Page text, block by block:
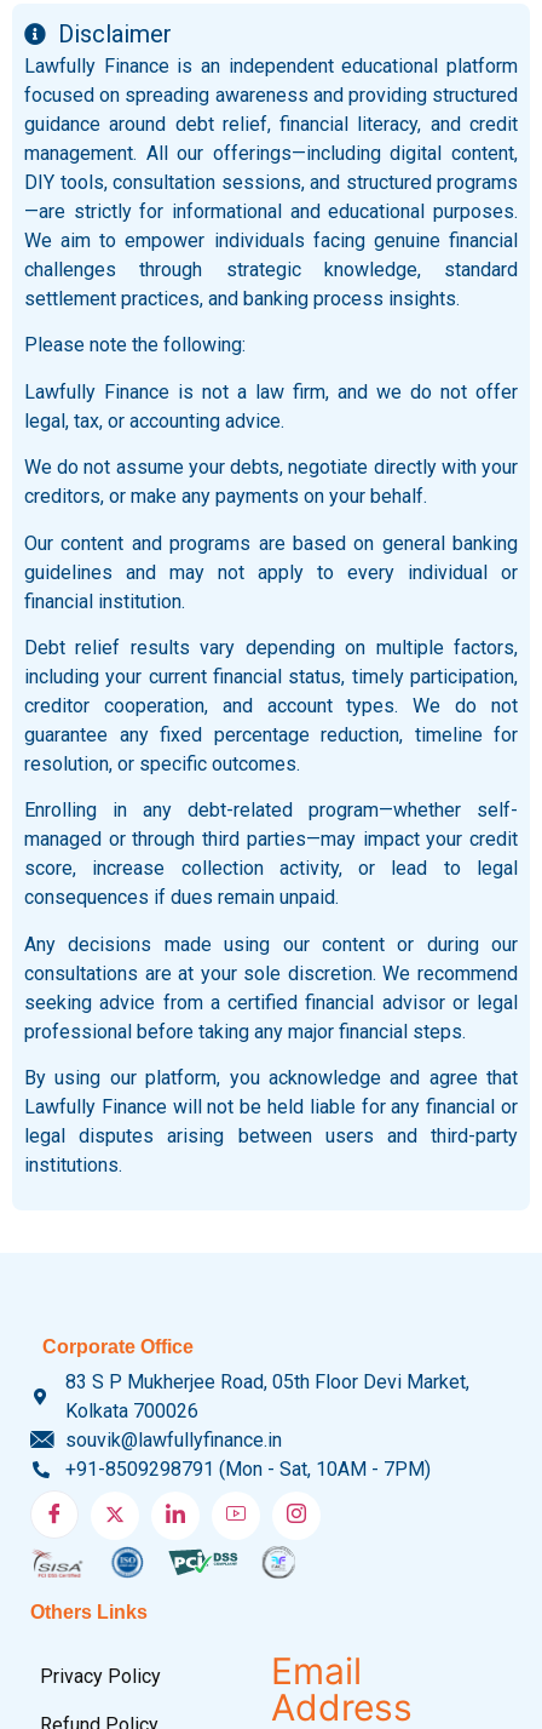
Disclaimer
Lawfully Finance is an independent educational platform
focused on spreading awareness and providing structured
guidance around debt relief, financial literacy, and credit
management. All our offerings—including digital content,
DIY tools, consultation sessions, and structured programs
—are strictly for informational and educational purposes.
We aim to empower individuals facing genuine financial
challenges through strategic knowledge, standard
settlement practices, and banking process insights.
Please note the following:
Lawfully Finance is not a law firm, and we do not offer
legal, tax, or accounting advice.
We do not assume your debts, negotiate directly with your
creditors, or make any payments on your behalf.
Our content and programs are based on general banking
guidelines and may not apply to every individual or
financial institution.
Debt relief results vary depending on multiple factors,
including your current financial status, timely participation,
creditor cooperation, and account types. We do not
guarantee any fixed percentage reduction, timeline for
resolution, or specific outcomes.
Enrolling in any debt-related program—whether self-
managed or through third parties—may impact your credit
score, increase collection activity, or lead to legal
consequences if dues remain unpaid.
Any decisions made using our content or during our
consultations are at your sole discretion. We recommend
seeking advice from a certified financial advisor or legal
professional before taking any major financial steps.
By using our platform, you acknowledge and agree that
Lawfully Finance will not be held liable for any financial or
legal disputes arising between users and third-party
institutions.
Corporate Office
83 S P Mukherjee Road, 05th Floor Devi Market,
Kolkata 700026
souvik@lawfullyfinance.in
+91-8509298791 (Mon - Sat, 10AM - 7PM)
Others Links
Privacy Policy
Email
Address